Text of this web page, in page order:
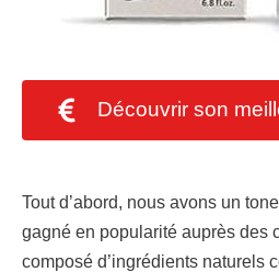
Découvrir son
Tout d’abord, nous avons un
gagné en popularité auprès des
composé d’ingrédients naturels